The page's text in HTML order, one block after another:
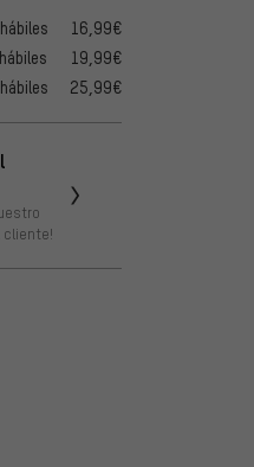
16,99€
19,99€
25,99€
cliente!